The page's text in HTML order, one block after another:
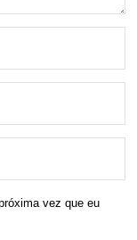
vez que eu